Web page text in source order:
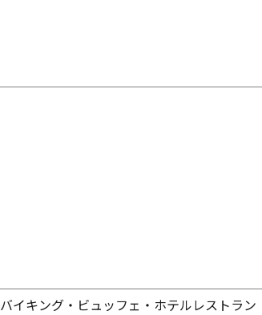
焼肉・韓国料理
バイキング・ビュッフェ・ホテルレストラン